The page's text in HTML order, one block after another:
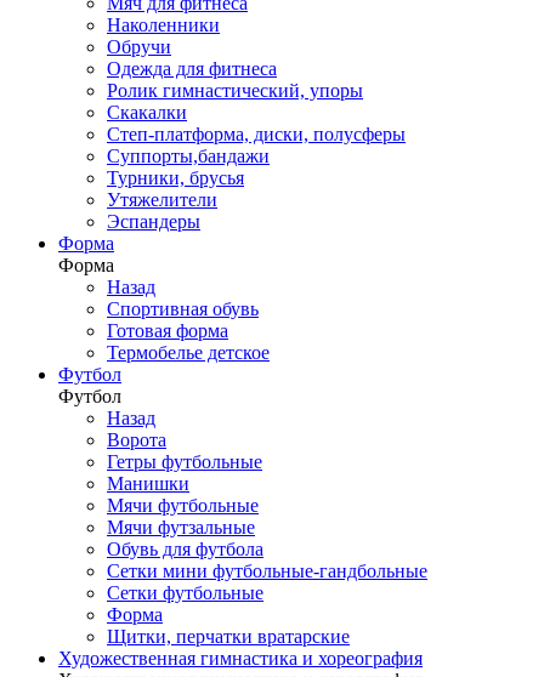
Наколенники
Обручи
Одежда для фитнеса
Ролик гимнастический, упоры
Скакалки
Степ-платформа, диски, полусферы
Суппорты,бандажи
Турники, брусья
Утяжелители
Эспандеры
Форма
Форма
Назад
Спортивная обувь
Готовая форма
Термобелье детское
Футбол
Футбол
Назад
Ворота
Гетры футбольные
Манишки
Мячи футбольные
Мячи футзальные
Обувь для футбола
Сетки мини футбольные-гандбольные
Сетки футбольные
Форма
Щитки, перчатки вратарские
Художественная гимнастика и хореография